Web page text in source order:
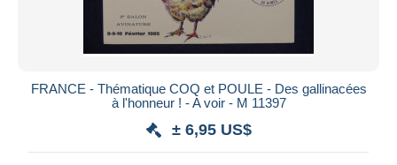
FRANCE - Thématique COQ et POULE - Des gallinacées
à l'honneur ! - A voir - M 11397
± 6,95 US$